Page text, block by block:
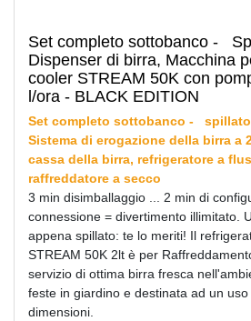
Set completo sottobanco -
Dispenser di birra, Macchina
cooler STREAM 50K con
l/ora - BLACK EDITION
Set completo sottobanco -
Sistema di erogazione della birra a
cassa della birra, refrigeratore a
raffreddatore a secco
3 min disimballaggio ... 2 min di
connessione = divertimento illimitato.
appena spillato: te lo meriti! Il
STREAM 50K 2lt è per
servizio di ottima birra fresca
feste in giardino e destinata ad un
dimensioni.